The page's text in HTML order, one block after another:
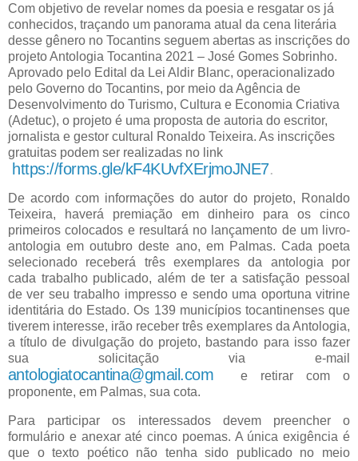
Com objetivo de revelar nomes da poesia e resgatar os já
conhecidos, traçando um panorama atual da cena literária
desse gênero no Tocantins seguem abertas as inscrições do
projeto Antologia Tocantina 2021 – José Gomes Sobrinho.
Aprovado pelo Edital da Lei Aldir Blanc, operacionalizado
pelo Governo do Tocantins, por meio da Agência de
Desenvolvimento do Turismo, Cultura e Economia Criativa
(Adetuc), o projeto é uma proposta de autoria do escritor,
jornalista e gestor cultural Ronaldo Teixeira. As inscrições
gratuitas podem ser realizadas no link
https://forms.gle/kF4KUvfXErjmoJNE7.
De acordo com informações do autor do projeto, Ronaldo
Teixeira, haverá premiação em dinheiro para os cinco
primeiros colocados e resultará no lançamento de um livro-
antologia em outubro deste ano, em Palmas. Cada poeta
selecionado receberá três exemplares da antologia por
cada trabalho publicado, além de ter a satisfação pessoal
de ver seu trabalho impresso e sendo uma oportuna vitrine
identitária do Estado. Os 139 municípios tocantinenses que
tiverem interesse, irão receber três exemplares da Antologia,
a título de divulgação do projeto, bastando para isso fazer
sua solicitação via e-mail
antologiatocantina@gmail.com
e retirar com o
proponente, em Palmas, sua cota.
Para participar os interessados devem preencher o
formulário e anexar até cinco poemas. A única exigência é
que o texto poético não tenha sido publicado no meio